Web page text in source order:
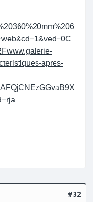
apres-
#32